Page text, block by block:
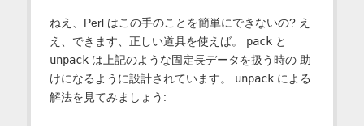
ねえ、Perl はこの手のことを簡単にできないの? え
え、できます、正しい道具を使えば。 packと
unpackは上記のような固定長データを扱う時の 助
けになるように設計されています。 unpackによる
解法を見てみましょう: